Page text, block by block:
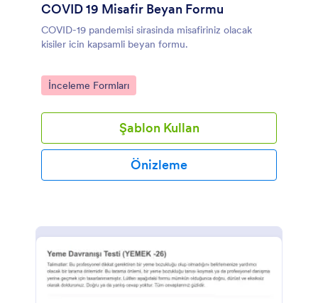
COVID 19 Misafir Beyan Formu
COVID-19 pandemisi sirasinda misafiriniz olacak
kisiler icin kapsamli beyan formu.
Go to Category:
İnceleme Formları
Şablon Kullan
Önizleme